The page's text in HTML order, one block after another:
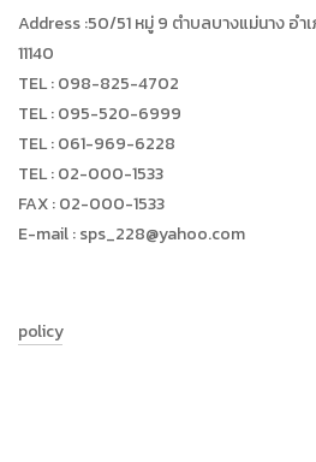
Address :50/51 หมู่ 9 ตำบลบางแม่นาง อ
11140
TEL : 098-825-4702
TEL : 095-520-6999
TEL : 061-969-6228
TEL : 02-000-1533
FAX : 02-000-1533
E-mail : sps_228@yahoo.com
policy